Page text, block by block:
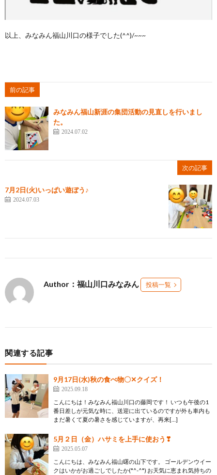
以上、みなみん福山川口の様子でした(^^)/~~~
前の記事
みなみん福山新涯の集団活動の見直しを行いまし
た。
2024.07.02
次の記事
7月2日(火)いっぱい遊ぼう♪
2024.07.03
Author：福山川口みなみん 投稿一覧
関連する記事
9月17日(水)秋の食べ物〇✕クイズ！
2025.09.18
こんにちは！みなみん福山川口の藤岡です！ いつも午後の1
番日差しが元気な時に、送迎に出ているのですが外も車内も
まだ暑くて夏の暑さを感じていますが、再来[…]
5月２日（金）ハサミを上手に使おう❣
2025.05.07
こんにちは、みなみん福山曙の山下です。 ゴールデンウイー
クはいかがお過ごしでしたか(*^-^*) お天気に恵まれ気持ちの